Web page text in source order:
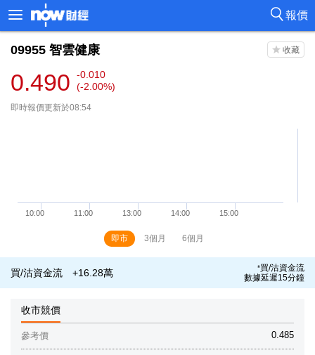
報價
09955 智雲健康
0.490
-0.010
(-2.00%)
即時報價更新於08:54
即市 3個月 6個月
買/沽資金流 +16.28萬 *買/沽資金流
數據延遲15分鐘
收市競價
0.485
參考價